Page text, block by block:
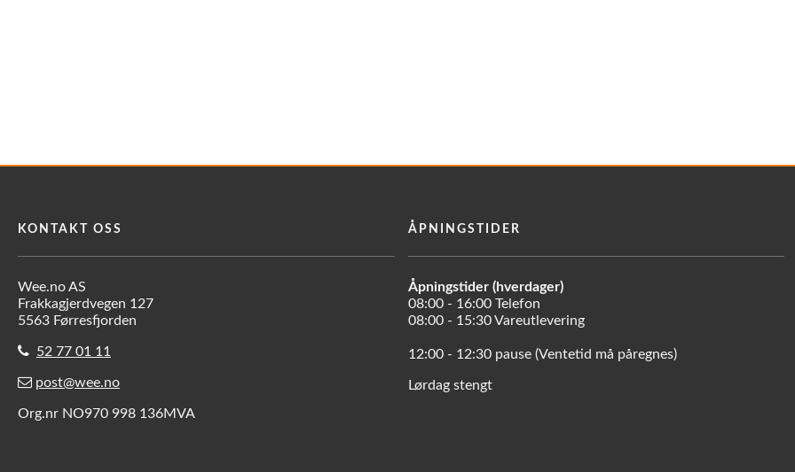
KONTAKT OSS
Wee.no AS
Frakkagjerdvegen 127
5563 Førresfjorden
52 77 01 11
post@wee.no
Org.nr NO970 998 136MVA
ÅPNINGSTIDER
Åpningstider (hverdager)
08:00 - 16:00 Telefon
08:00 - 15:30 Vareutlevering
12:00 - 12:30 pause (Ventetid må påregnes)
Lørdag stengt